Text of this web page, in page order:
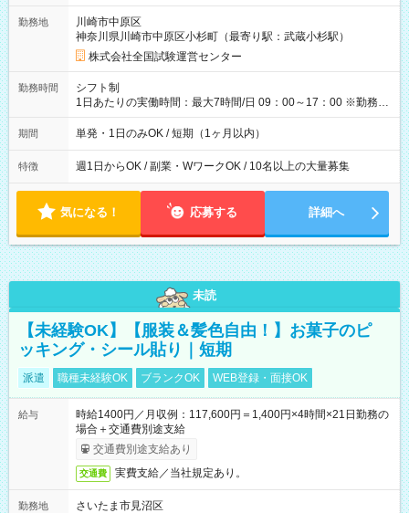
例】 ・河合塾模擬試験 8:30～17:30（休憩1時間） 時給1,300円
×8時間＝日収10,400円＋交通費 ※当日の役割により時給＋100
円の場合あり ・国家試験 7:00～13:30（休憩なし） 時給1,300
円（役割手当＋100円）×6時間＝日収8,400円＋交通費 【試用期
間】試用期間なし
勤務地
川崎市中原区
神奈川県川崎市中原区小杉町（最寄り駅：武蔵小杉駅）
株式会社全国試験運営センター
勤務時間
シフト制
1日あたりの実働時間：最大7時間/日 09：00～17：00 ※勤務時
間は 試験により異なります。
期間 単発・1日のみOK / 短期（1ヶ月以内）
特徴 週1日からOK / 副業・WワークOK / 10名以上の大量募集
気になる！ 応募する 詳細へ
未読
【未経験OK】【服装＆髪色自由！】お菓子のピ
ッキング・シール貼り｜短期
派遣 職種未経験OK ブランクOK WEB登録・面接OK
給与
時給1400円／月収例：117,600円＝1,400円×4時間×21日勤務の
場合＋交通費別途支給
交通費別途支給あり
交通費 実費支給／当社規定あり。
勤務地
さいたま市見沼区